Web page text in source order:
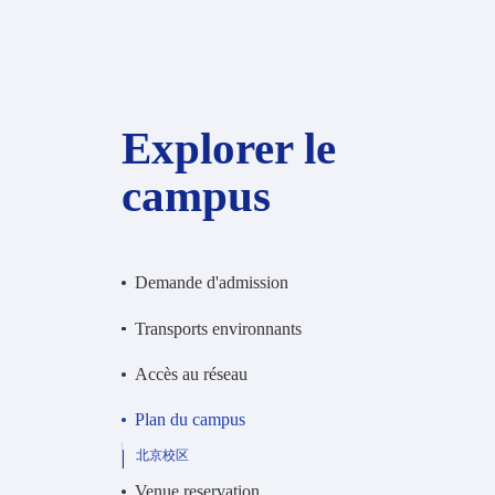
Explorer le
campus
Demande d'admission
Transports environnants
Accès au réseau
Plan du campus
北京校区
Venue reservation